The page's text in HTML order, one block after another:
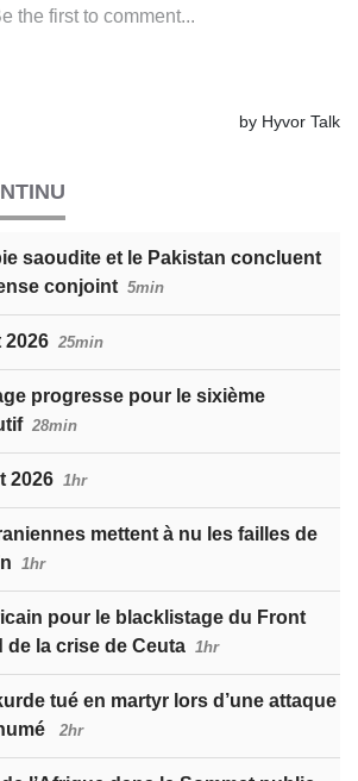
saoudite et le Pakistan concluent
conjoint 5min
2026 25min
progresse pour le sixième
28min
2026 1hr
mettent à nu les failles de
1hr
pour le blacklistage du Front
de la crise de Ceuta 1hr
tué en martyr lors d’une attaque
2hr